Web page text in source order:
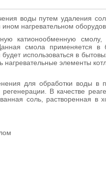
воды путем удаления
ином нагревательном
катионообменную смолу,
смола применяется в
использоваться в
элементы
для обработки воды в
В качестве
соль, растворенная в